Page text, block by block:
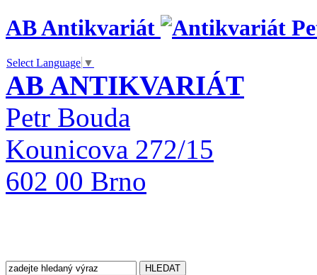
AB Antikvariát
Select Language ▼
AB ANTIKVARIÁT
Petr Bouda
Kounicova 272/15
602 00 Brno